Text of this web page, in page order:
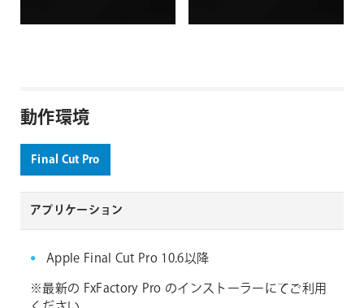
動作環境
Final Cut Pro
アプリケーション
Apple Final Cut Pro 10.6以降
※最新の FxFactory Pro のインストーラーにてご利用